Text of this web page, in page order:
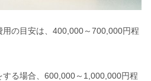
の目安は、400,000～700,000円程
る場合、600,000～1,000,000円程